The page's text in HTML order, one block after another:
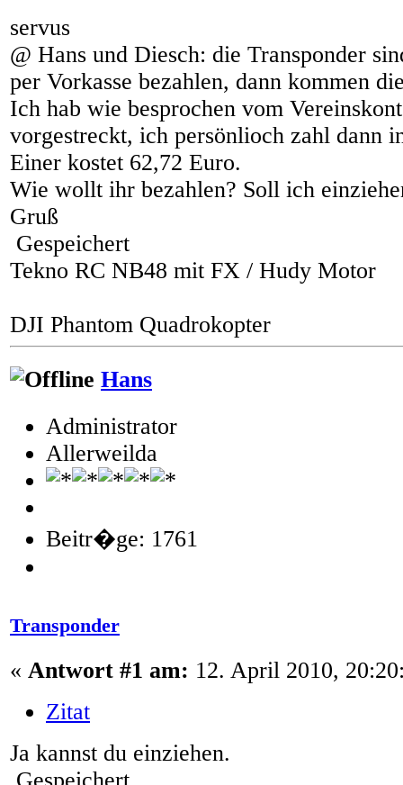
servus
@ Hans und Diesch: die Transponder
per Vorkasse bezahlen, dann kommen
Ich hab wie besprochen vom
vorgestreckt, ich persönlioch zahl dann
Einer kostet 62,72 Euro.
Wie wollt ihr bezahlen? Soll ich
Gruß
Gespeichert
Tekno RC NB48 mit FX / Hudy Motor
DJI Phantom Quadrokopter
Hans
Administrator
Allerweilda
Beitr�ge: 1761
Transponder
« Antwort #1 am: 12. April 2010,
Zitat
Ja kannst du einziehen.